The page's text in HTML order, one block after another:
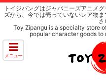
トイジパングはジャパニーズアニメ
ズから、今では売っていないレア物
さ
Toy Zipangu is a specialty store
popular character goods to
メニュー